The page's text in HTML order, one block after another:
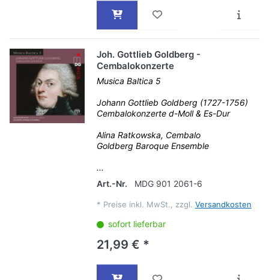
Joh. Gottlieb Goldberg -
Cembalokonzerte
Musica Baltica 5
Johann Gottlieb Goldberg (1727-1756)
Cembalokonzerte d-Moll & Es-Dur
Alina Ratkowska, Cembalo
Goldberg Baroque Ensemble
...
Art.-Nr.
MDG 901 2061-6
* Preise inkl. MwSt., zzgl. Versandkosten
sofort lieferbar
21,99 € *